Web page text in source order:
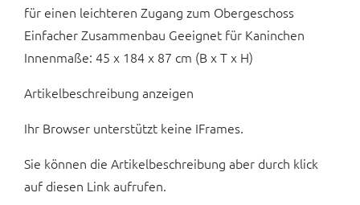
für einen leichteren Zugang zum Obergeschoss
Einfacher Zusammenbau Geeignet für Kaninchen
Innenmaße: 45 x 184 x 87 cm (B x T x H)
Artikelbeschreibung anzeigen
Ihr Browser unterstützt keine IFrames.
Sie können die Artikelbeschreibung aber durch klick
auf diesen Link aufrufen.